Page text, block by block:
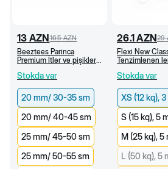
13 AZN16.5 AZN
Beeztees Parinca
Premium İtlər və pişiklər
mm/30-35 sm)
Stokda var
20 mm/ 30-35 sm
20 mm/ 40-45 sm
25 mm/ 45-50 sm
25 mm/ 50-55 sm
26.1AZN29
Flexi New
Tənzimlənən
Stokda var
XS (12 kq),
S (15 kq), 5
M (25 kq), 5
L (50 kq), 5